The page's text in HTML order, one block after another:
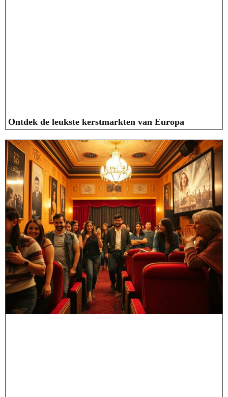
Ontdek de leukste kerstmarkten van Europa